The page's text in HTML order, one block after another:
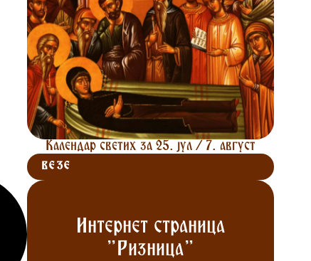
Календар светих за 25. јул / 7. август
ВЕЗЕ
Интернет страница
"Ризница"